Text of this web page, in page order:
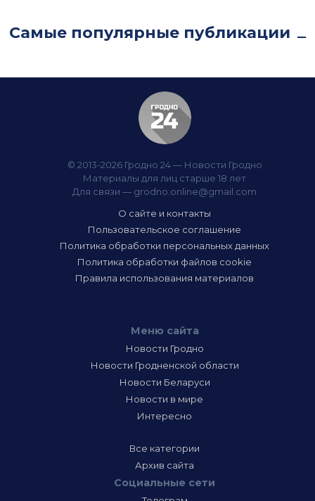
Самые популярные публикации
© 2013-2026 Гродно 24 — Новости Гродно
Материалы для лиц старше 18 лет
Для связи — grodno.online@gmail.com
О сайте и контакты
Пользовательское соглашение
Политика обработки персональных данных
Политика обработки файлов cookie
Правила использования материалов
Меню сайта
Новости Гродно
Новости Гродненской области
Новости Беларуси
Новости в мире
Интересно
Все категории
Архив сайта
Социальные сети